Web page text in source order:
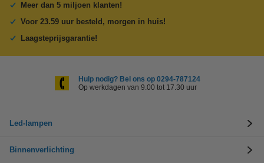
Meer dan 5 miljoen klanten!
Voor 23.59 uur besteld, morgen in huis!
Laagsteprijsgarantie!
Hulp nodig? Bel ons op 0294-787124
Op werkdagen van 9.00 tot 17.30 uur
Led-lampen
Binnenverlichting